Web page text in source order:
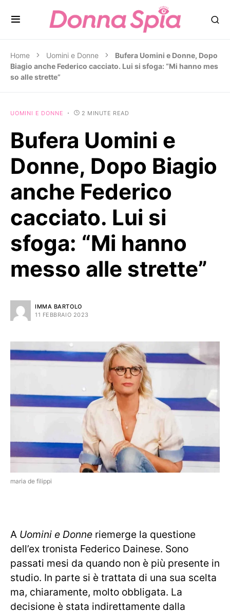
Home Uomini e Donne
Bufera Uomini e Donne, Dopo
Biagio anche Federico cacciato. Lui si sfoga: “Mi hanno mes
so alle strette”
UOMINI E DONNE 2 MINUTE READ
Bufera Uomini e
Donne, Dopo Biagio
anche Federico
cacciato. Lui si
sfoga: “Mi hanno
messo alle strette”
IMMA BARTOLO
11 FEBBRAIO 2023
maria de filippi
A Uomini e Donne riemerge la questione
dell’ex tronista Federico Dainese. Sono
passati mesi da quando non è più presente in
studio. In parte si è trattata di una sua scelta
ma, chiaramente, molto obbligata. La
decisione è stata indirettamente dalla